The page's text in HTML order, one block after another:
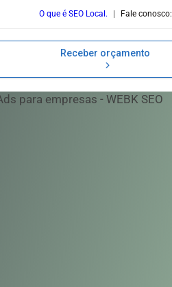
O que é SEO Local. Fale conosco:
Receber orçamento